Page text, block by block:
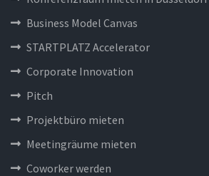
Business Model Canvas
STARTPLATZ Accelerator
Corporate Innovation
Pitch
Projektbüro mieten
Meetingräume mieten
Coworker werden